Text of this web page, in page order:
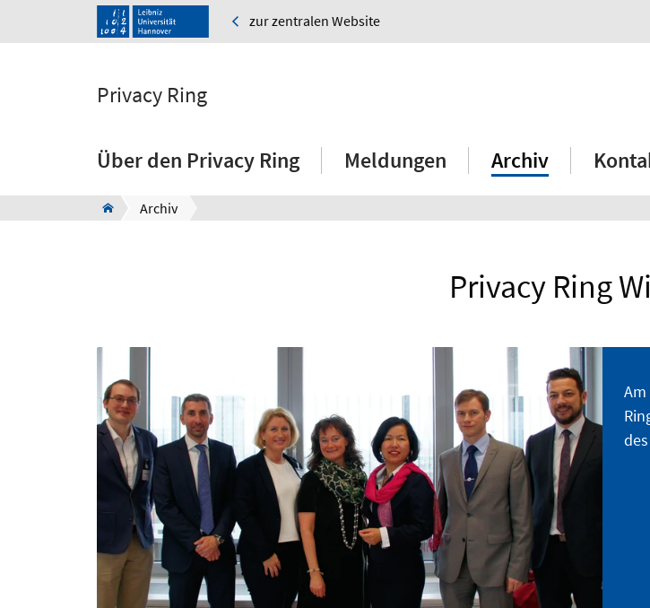
zur zentralen Website
Privacy Ring
Über den Privacy Ring Meldungen Archiv
Archiv
Privacy Ring